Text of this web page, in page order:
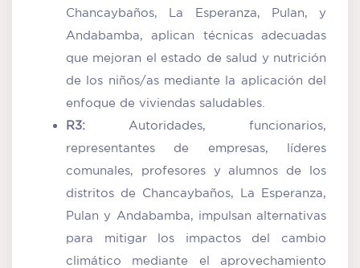
Chancaybaños, La Esperanza, Pulan, y
Andabamba, aplican técnicas adecuadas
que mejoran el estado de salud y nutrición
de los niños/as mediante la aplicación del
enfoque de viviendas saludables.
R3: Autoridades, funcionarios,
representantes de empresas, líderes
comunales, profesores y alumnos de los
distritos de Chancaybaños, La Esperanza,
Pulan y Andabamba, impulsan alternativas
para mitigar los impactos del cambio
climático mediante el aprovechamiento